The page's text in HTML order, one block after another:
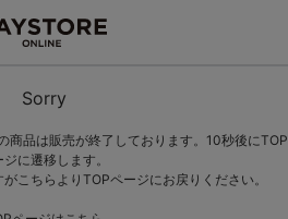
Sorry
商品は販売が終了しております。10秒後にTOP
に遷移します。
こちらよりTOPページにお戻りください。